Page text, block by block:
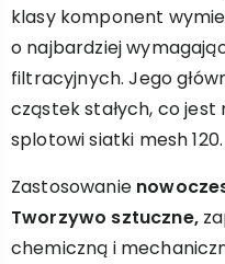
klasy komponent
o najbardziej
filtracyjnych. Jego
cząstek stałych, co
splotowi siatki mesh 120.
Zastosowanie
Tworzywo sztuczne,
chemiczną i